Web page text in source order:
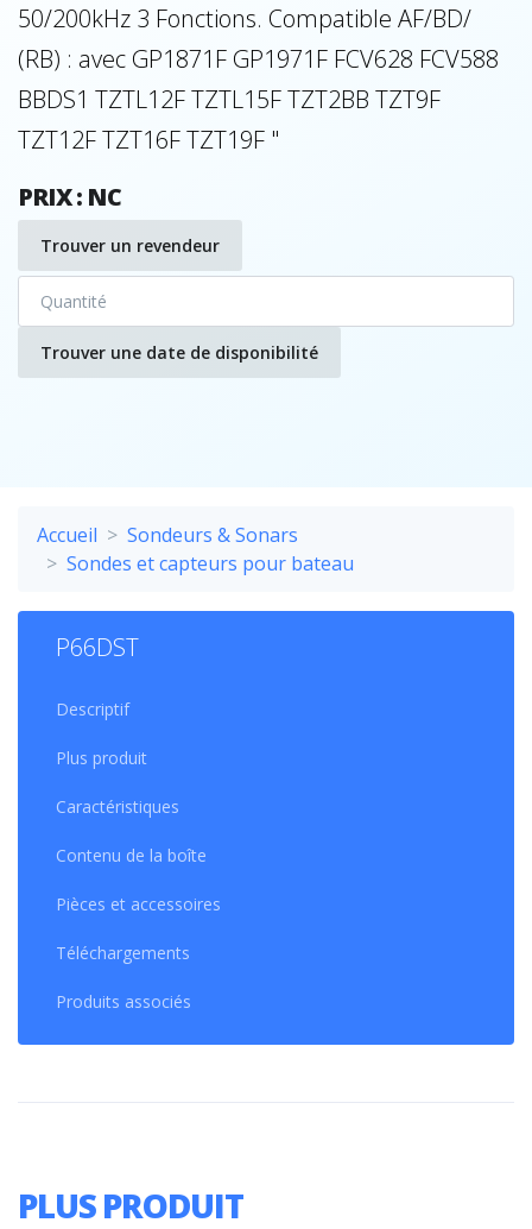
50/200kHz 3 Fonctions. Compatible AF/BD/
(RB) : avec GP1871F GP1971F FCV628 FCV588
BBDS1 TZTL12F TZTL15F TZT2BB TZT9F
TZT12F TZT16F TZT19F "
PRIX : NC
Trouver un revendeur
Trouver une date de disponibilité
Accueil
Sondeurs & Sonars
Sondes et capteurs pour bateau
P66DST
Descriptif
Plus produit
Caractéristiques
Contenu de la boîte
Pièces et accessoires
Téléchargements
Produits associés
PLUS PRODUIT